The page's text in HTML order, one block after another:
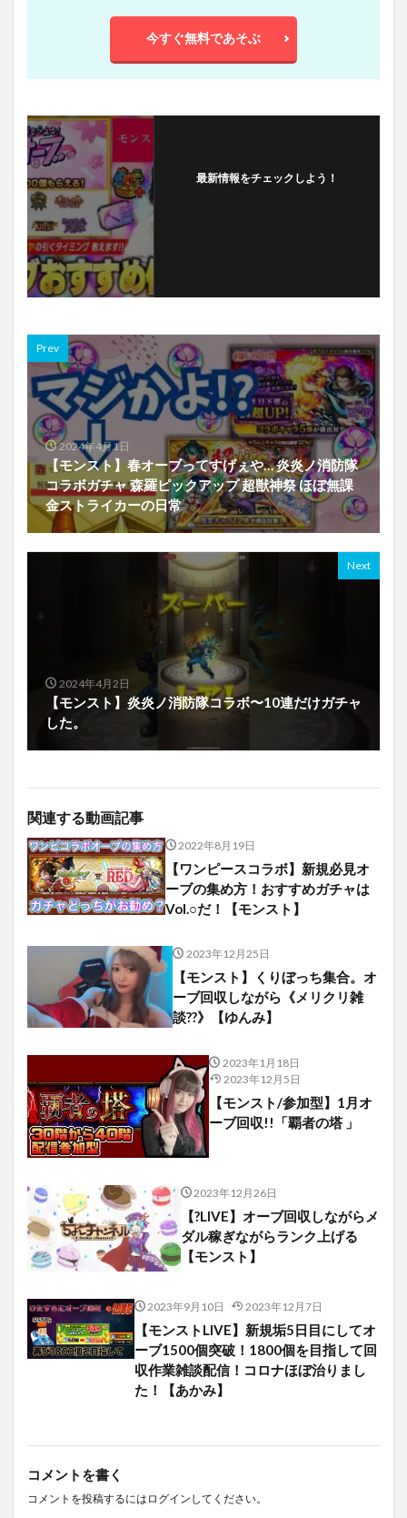
今すぐ無料であそぶ
最新情報をチェックしよう！
Prev
2024年4月1日
【モンスト】春オーブってすげぇや… 炎炎ノ消防隊
コラボガチャ 森羅ピックアップ 超獣神祭 ほぼ無課
金ストライカーの日常
Next
2024年4月2日
【モンスト】炎炎ノ消防隊コラボ〜10連だけガチャ
した。
関連する動画記事
2022年8月19日
【ワンピースコラボ】新規必見オ
ーブの集め方！おすすめガチャは
Vol.○だ！【モンスト】
2023年12月25日
【モンスト】くりぼっち集合。オ
ーブ回収しながら《メリクリ雑
談??》【ゆんみ】
2023年1月18日
2023年12月5日
【モンスト/参加型】1月オ
ーブ回収!!「覇者の塔 」
2023年12月26日
【?LIVE】オーブ回収しながらメ
ダル稼ぎながらランク上げる
【モンスト】
2023年9月10日 2023年12月7日
【モンストLIVE】新規垢5日目にしてオ
ーブ1500個突破！1800個を目指して回
収作業雑談配信！コロナほぼ治りまし
た！【あかみ】
コメントを書く
コメントを投稿するには ログイン してください。